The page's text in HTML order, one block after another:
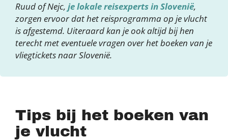
Ruud of Nejc, je lokale reisexperts in Slovenië,
zorgen ervoor dat het reisprogramma op je vlucht
is afgestemd. Uiteraard kan je ook altijd bij hen
terecht met eventuele vragen over het boeken van je
vliegtickets naar Slovenië.
Tips bij het boeken van
je vlucht